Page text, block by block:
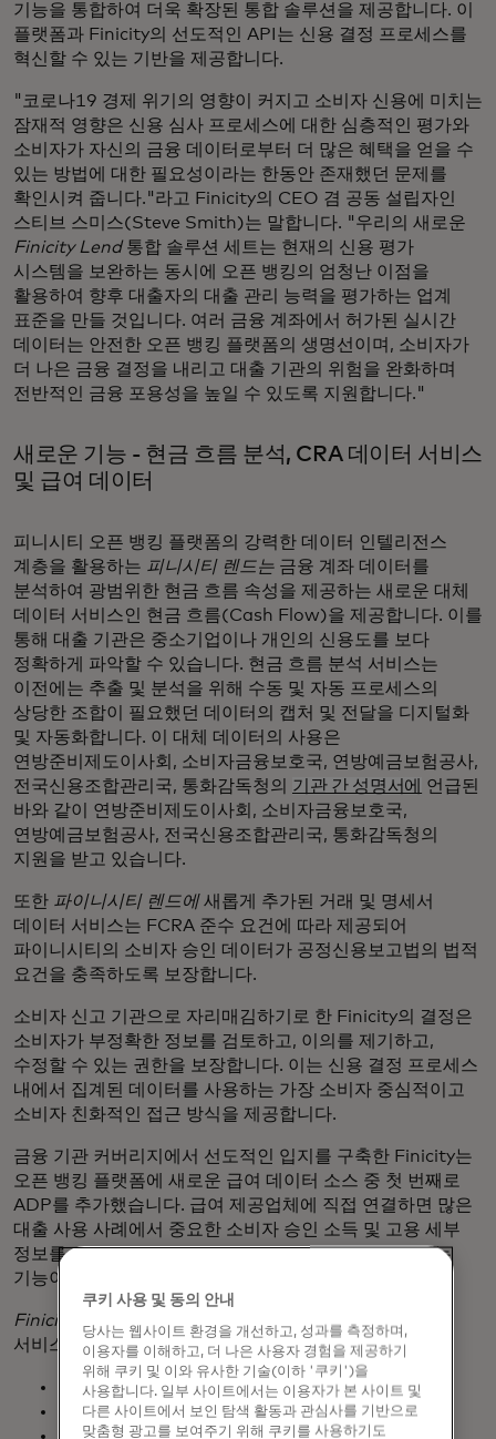
기능을 통합하여 더욱 확장된 통합 솔루션을 제공합니다. 이
플랫폼과 Finicity의 선도적인 API는 신용 결정 프로세스를
혁신할 수 있는 기반을 제공합니다.
"코로나19 경제 위기의 영향이 커지고 소비자 신용에 미치는
잠재적 영향은 신용 심사 프로세스에 대한 심층적인 평가와
소비자가 자신의 금융 데이터로부터 더 많은 혜택을 얻을 수
있는 방법에 대한 필요성이라는 한동안 존재했던 문제를
확인시켜 줍니다."라고 Finicity의 CEO 겸 공동 설립자인
스티브 스미스(Steve Smith)는 말합니다. "우리의 새로운
Finicity Lend통합 솔루션 세트는 현재의 신용 평가
시스템을 보완하는 동시에 오픈 뱅킹의 엄청난 이점을
활용하여 향후 대출자의 대출 관리 능력을 평가하는 업계
표준을 만들 것입니다. 여러 금융 계좌에서 허가된 실시간
데이터는 안전한 오픈 뱅킹 플랫폼의 생명선이며, 소비자가
더 나은 금융 결정을 내리고 대출 기관의 위험을 완화하며
전반적인 금융 포용성을 높일 수 있도록 지원합니다."
새로운 기능 - 현금 흐름 분석, CRA 데이터 서비스
및 급여 데이터
피니시티 오픈 뱅킹 플랫폼의 강력한 데이터 인텔리전스
계층을 활용하는 피니시티 렌드는 금융 계좌 데이터를
분석하여 광범위한 현금 흐름 속성을 제공하는 새로운 대체
데이터 서비스인 현금 흐름(Cash Flow)을 제공합니다. 이를
통해 대출 기관은 중소기업이나 개인의 신용도를 보다
정확하게 파악할 수 있습니다. 현금 흐름 분석 서비스는
이전에는 추출 및 분석을 위해 수동 및 자동 프로세스의
상당한 조합이 필요했던 데이터의 캡처 및 전달을 디지털화
및 자동화합니다. 이 대체 데이터의 사용은
연방준비제도이사회, 소비자금융보호국, 연방예금보험공사,
전국신용조합관리국, 통화감독청의 기관 간 성명서에
언급된
바와 같이 연방준비제도이사회, 소비자금융보호국,
연방예금보험공사, 전국신용조합관리국, 통화감독청의
지원을 받고 있습니다.
또한 파이니시티 렌드에새롭게 추가된 거래 및 명세서
데이터 서비스는 FCRA 준수 요건에 따라 제공되어
파이니시티의 소비자 승인 데이터가 공정신용보고법의 법적
요건을 충족하도록 보장합니다.
소비자 신고 기관으로 자리매김하기로 한 Finicity의 결정은
소비자가 부정확한 정보를 검토하고, 이의를 제기하고,
수정할 수 있는 권한을 보장합니다. 이는 신용 결정 프로세스
내에서 집계된 데이터를 사용하는 가장 소비자 중심적이고
소비자 친화적인 접근 방식을 제공합니다.
금융 기관 커버리지에서 선도적인 입지를 구축한 Finicity는
오픈 뱅킹 플랫폼에 새로운 급여 데이터 소스 중 첫 번째로
ADP를 추가했습니다. 급여 제공업체에 직접 연결하면 많은
대출 사용 사례에서 중요한 소비자 승인 소득 및 고용 세부
정보를 소스 데이터에서 직접 실시간으로 확인할 수 있는
기능이 더욱 향상됩니다.
Finicity Lend
통합 솔루션 세트에는 다음과 같은 데이터
서비스가 포함되어 있습니다:
자산
수입
쿠키 사용 및 동의 안내
당사는 웹사이트 환경을 개선하고, 성과를 측정하며,
이용자를 이해하고, 더 나은 사용자 경험을 제공하기
위해 쿠키 및 이와 유사한 기술(이하 '쿠키')을
사용합니다. 일부 사이트에서는 이용자가 본 사이트 및
다른 사이트에서 보인 탐색 활동과 관심사를 기반으로
맞춤형 광고를 보여주기 위해 쿠키를 사용하기도